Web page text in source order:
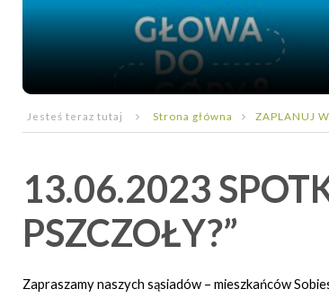
Jesteś teraz tutaj Strona główna ZAPLANUJ
13.06.2023
PSZCZOŁY?”
Zapraszamy naszych sąsiadów – mieszkańców